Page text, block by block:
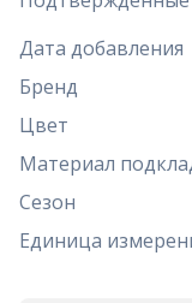
Дата добавления
Бренд
Цвет
Материал
Сезон
Единица